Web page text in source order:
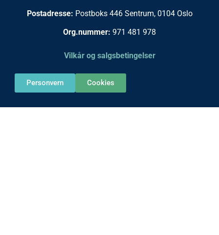
Postadresse: Postboks 446 Sentrum, 0104 Oslo
Org.nummer: 971 481 978
Vilkår og salgsbetingelser
Personvern Cookies